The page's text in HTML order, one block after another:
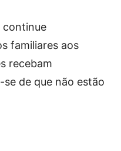
continue
familiares aos
recebam
de que não estão